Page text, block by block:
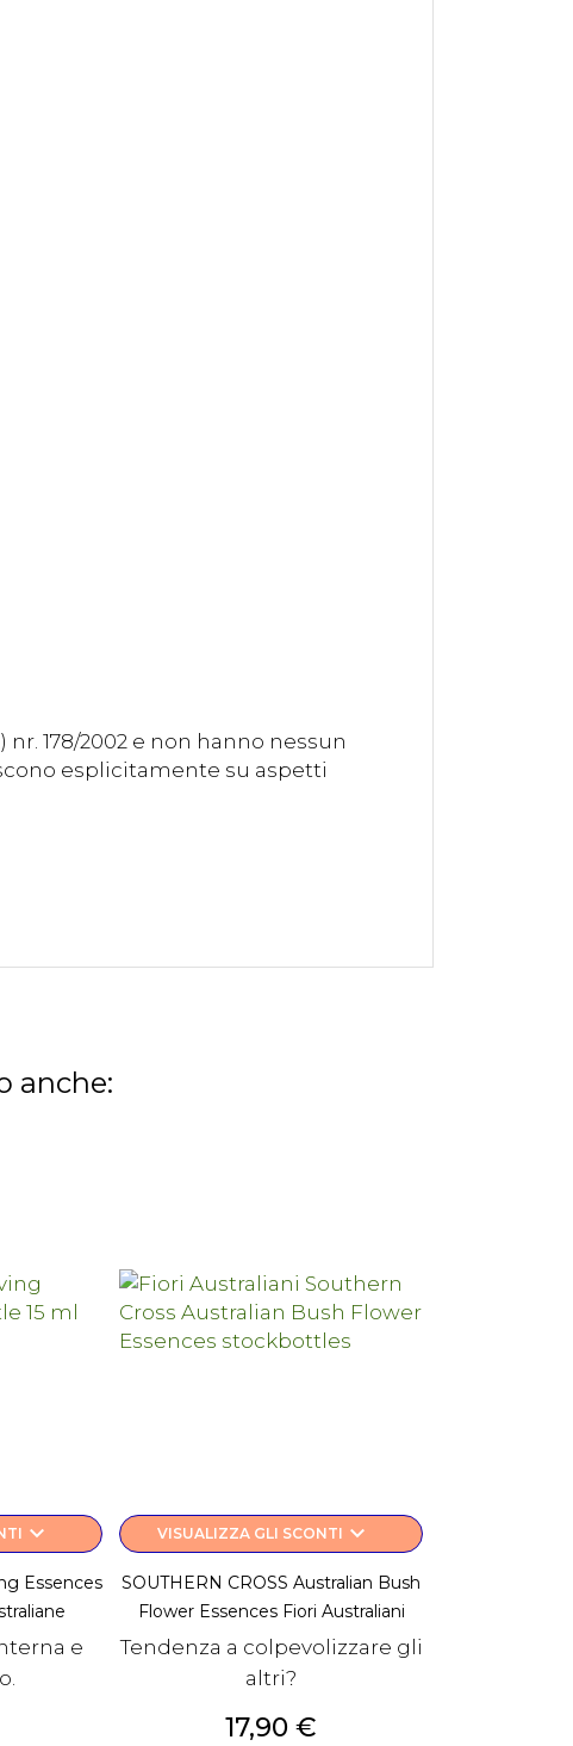
178/2002 e non hanno nessun
esplicitamente su aspetti
anche:
keyboard_arrow_down
Essences
e
VISUALIZZA GLI SCONTI keyboard_arrow_down
SOUTHERN CROSS Australian Bush
Flower Essences Fiori Australiani
Tendenza a colpevolizzare gli
altri?
Prezzo
17,90 €